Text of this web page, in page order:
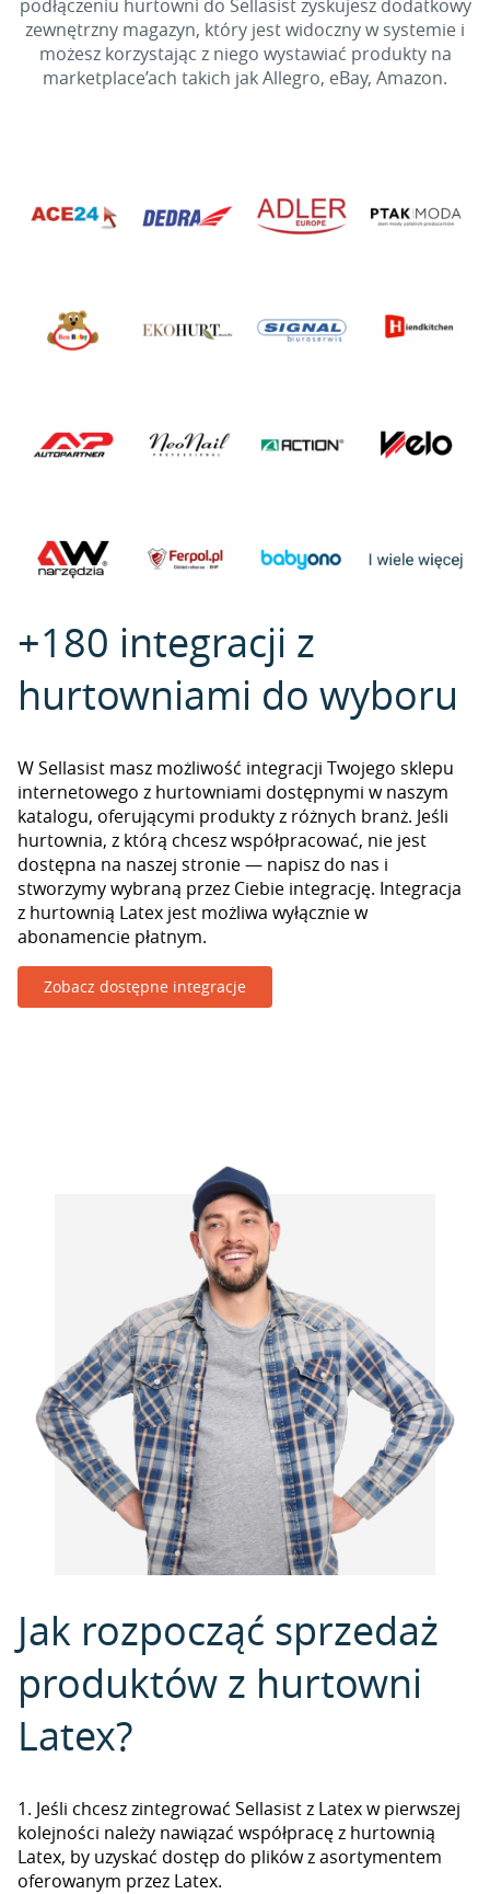
podłączeniu hurtowni do Sellasist zyskujesz dodatkowy
zewnętrzny magazyn, który jest widoczny w systemie i
możesz korzystając z niego wystawiać produkty na
marketplace’ach takich jak Allegro, eBay, Amazon.
+180 integracji z
hurtowniami do wyboru
W Sellasist masz możliwość integracji Twojego sklepu
internetowego z hurtowniami dostępnymi w naszym
katalogu, oferującymi produkty z różnych branż. Jeśli
hurtownia, z którą chcesz współpracować, nie jest
dostępna na naszej stronie — napisz do nas i
stworzymy wybraną przez Ciebie integrację. Integracja
z hurtownią Latex jest możliwa wyłącznie w
abonamencie płatnym.
Zobacz dostępne integracje
Jak rozpocząć sprzedaż
produktów z hurtowni
Latex?
1. Jeśli chcesz zintegrować Sellasist z Latex w pierwszej
kolejności należy nawiązać współpracę z hurtownią
Latex, by uzyskać dostęp do plików z asortymentem
oferowanym przez Latex.